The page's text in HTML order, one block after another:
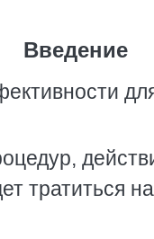
Введение
тратиться